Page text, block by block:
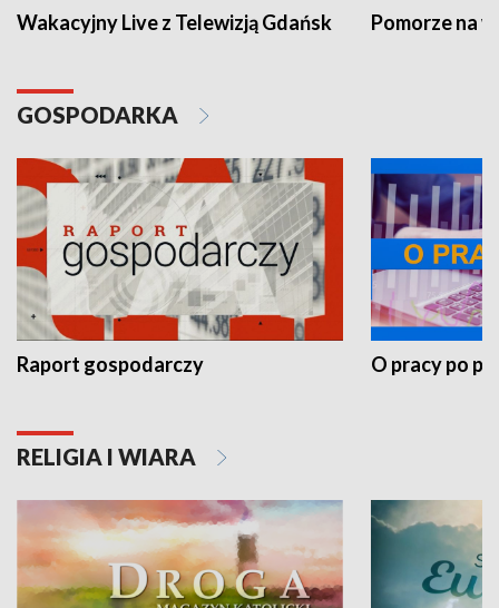
Wakacyjny Live z Telewizją Gdańsk Pomorze na
GOSPODARKA
Raport gospodarczy O pracy po
RELIGIA I WIARA